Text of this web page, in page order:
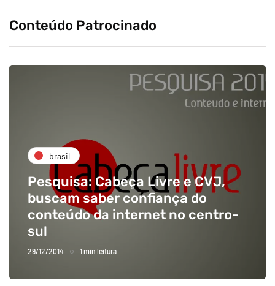
Conteúdo Patrocinado
brasil
Pesquisa: Cabeça Livre e CVJ,
buscam saber confiança do
conteúdo da internet no centro-
sul
29/12/2014 1 min leitura